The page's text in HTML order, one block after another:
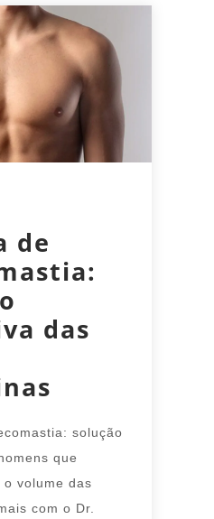
de
das
solução
que
volume das
com o Dr.